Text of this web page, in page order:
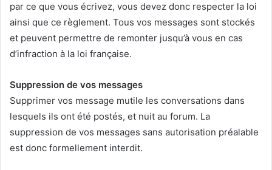
par ce que vous écrivez, vous devez donc respecter la loi
ainsi que ce règlement. Tous vos messages sont stockés
et peuvent permettre de remonter jusqu’à vous en cas
d’infraction à la loi française.
Suppression de vos messages
Supprimer vos message mutile les conversations dans
lesquels ils ont été postés, et nuit au forum. La
suppression de vos messages sans autorisation préalable
est donc formellement interdit.